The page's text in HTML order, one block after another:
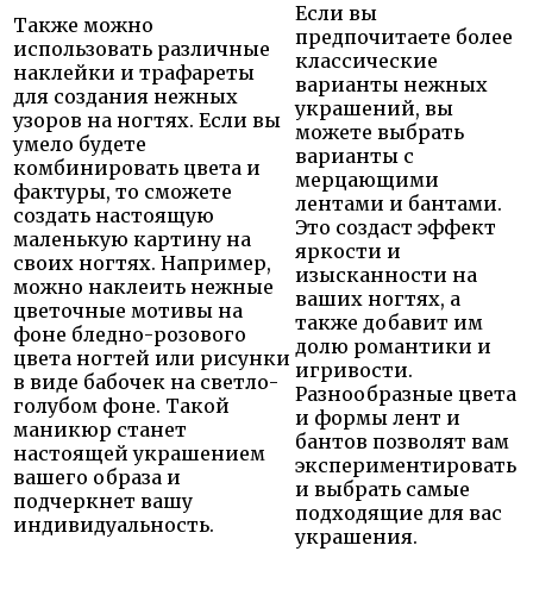
Также можно
использовать различные
наклейки и трафареты
для создания нежных
узоров на ногтях. Если вы
умело будете
комбинировать цвета и
фактуры, то сможете
создать настоящую
маленькую картину на
своих ногтях. Например,
можно наклеить нежные
цветочные мотивы на
фоне бледно-розового
цвета ногтей или рисунки
в виде бабочек на светло-
голубом фоне. Такой
маникюр станет
настоящей украшением
вашего образа и
подчеркнет вашу
индивидуальность.
Если вы
предпочитаете более
классические
варианты нежных
украшений, вы
можете выбрать
варианты с
мерцающими
лентами и бантами.
Это создаст эффект
яркости и
изысканности на
ваших ногтях, а
также добавит им
долю романтики и
игривости.
Разнообразные цвета
и формы лент и
бантов позволят вам
экспериментировать
и выбрать самые
подходящие для вас
украшения.